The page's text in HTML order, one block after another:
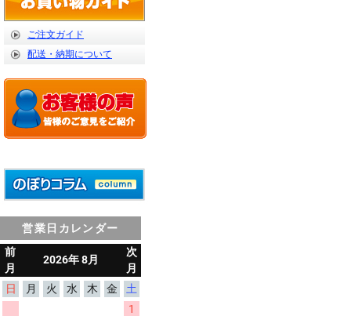
ご注文ガイド
配送・納期について
営業日カレンダー